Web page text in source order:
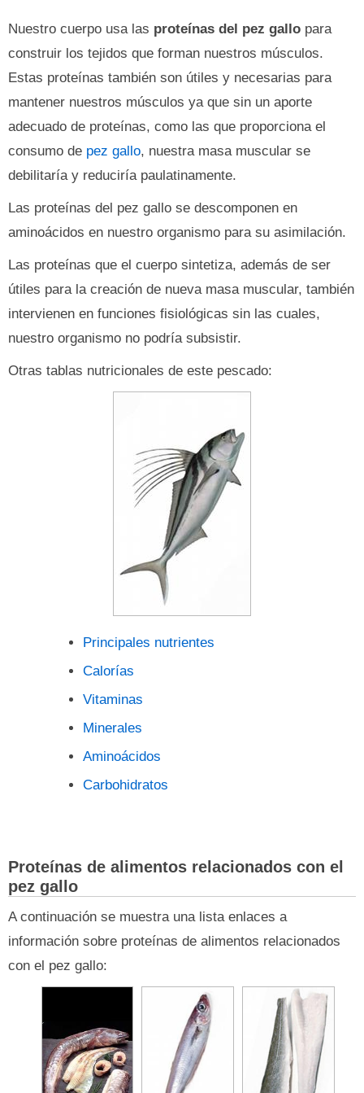
Nuestro cuerpo usa las proteínas del pez gallo para
construir los tejidos que forman nuestros músculos.
Estas proteínas también son útiles y necesarias para
mantener nuestros músculos ya que sin un aporte
adecuado de proteínas, como las que proporciona el
consumo de pez gallo, nuestra masa muscular se
debilitaría y reduciría paulatinamente.
Las proteínas del pez gallo se descomponen en
aminoácidos en nuestro organismo para su asimilación.
Las proteínas que el cuerpo sintetiza, además de ser
útiles para la creación de nueva masa muscular, también
intervienen en funciones fisiológicas sin las cuales,
nuestro organismo no podría subsistir.
Otras tablas nutricionales de este pescado:
Principales nutrientes
Calorías
Vitaminas
Minerales
Aminoácidos
Carbohidratos
Proteínas de alimentos relacionados con el
pez gallo
A continuación se muestra una lista enlaces a
información sobre proteínas de alimentos relacionados
con el pez gallo: